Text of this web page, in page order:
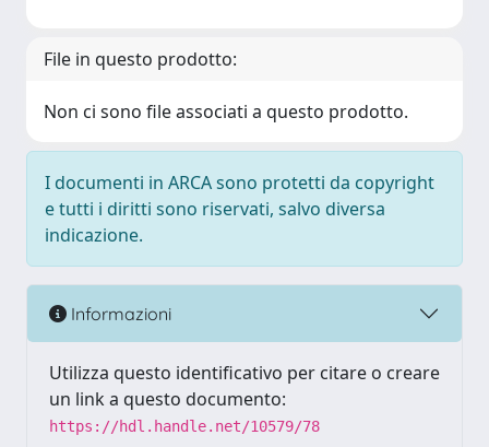
File in questo prodotto:
Non ci sono file associati a questo prodotto.
I documenti in ARCA sono protetti da copyright
e tutti i diritti sono riservati, salvo diversa
indicazione.
Informazioni
Utilizza questo identificativo per citare o creare
un link a questo documento:
https://hdl.handle.net/10579/78